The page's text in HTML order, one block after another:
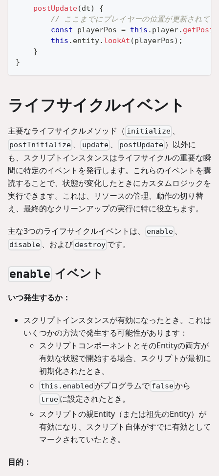
postUpdate(dt)
{
// ここまでにプレイヤーの位置が更新されて
const playerPos = this . player.
this . entity. lookAt (playerPos) ;
}
}
ライフサイクルイベント
主要なライフサイクルメソッド（ initialize 、
postInitialize 、 update、 postUpdate ）以外に
も、スクリプトインスタンスはライフサイクルの重要な瞬
間に特定のイベントを発行します。これらのイベントを購
読することで、状態が変化したときにカスタムロジックを
実行できます。これは、リソースの管理、動作の切り替
え、最終的なクリーンアップの実行に特に役立ちます。
主な3つのライフサイクルイベントは、 enable 、
disable 、および destroy です。
enable イベント
いつ発生するか：
スクリプトインスタンスが有効になったとき。これは
いくつかの方法で発生する可能性があります：
スクリプトコンポーネントとそのEntityの両方が
有効な状態で開始する場合、スクリプトが最初に
初期化されたとき。
this.enabled がプログラムで falseから
true に設定されたとき。
スクリプトの親Entity（または祖先のEntity）が
有効になり、スクリプト自体がすでに有効として
マークされていたとき。
目的：